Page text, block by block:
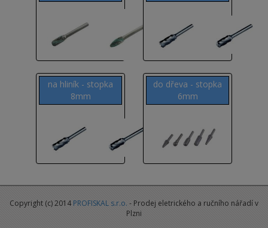
na hliník - stopka
8mm
do dřeva - stopka
6mm
Copyright (c) 2014PROFISKAL s.r.o. - Prodej eletrického a ručního nářadí v
Plzni